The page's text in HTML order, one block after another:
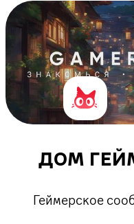
ДОМ
Геймерское